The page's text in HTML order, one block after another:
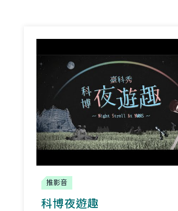
推影音
科博夜遊趣